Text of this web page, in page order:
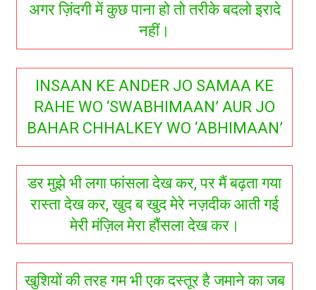
अगर ज़िंदगी में कुछ पाना हो तो तरीके बदलो इरादे
नहीं।
INSAAN KE ANDER JO SAMAA KE
RAHE WO ‘SWABHIMAAN’ AUR JO
BAHAR CHHALKEY WO ‘ABHIMAAN’
डर मुझे भी लगा फांसला देख कर, पर मैं बढ़ता गया
रास्ता देख कर, खुद ब खुद मेरे नज़दीक आती गई
मेरी मंज़िल मेरा हौंसला देख कर।
खुशियों की तरह गम भी एक दस्तूर है जमाने का जब